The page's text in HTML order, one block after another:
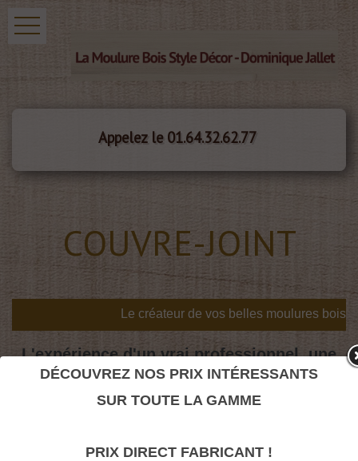
Appelez le 01.64.32.62.77
COUVRE-JOINT
L'expérience d'un vrai professionnel, une
valeur sûre.
Moulures Bâtiment> Cymaise
DÉCOUVREZ NOS PRIX INTÉRESSANTS
SUR TOUTE LA GAMME
PRIX DIRECT FABRICANT !